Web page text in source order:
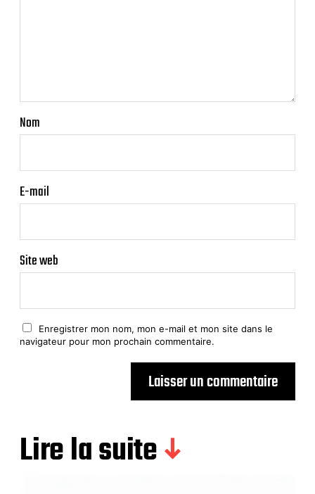
Nom
E-mail
Site web
Enregistrer mon nom, mon e-mail et mon site dans le
navigateur pour mon prochain commentaire.
Lire la suite